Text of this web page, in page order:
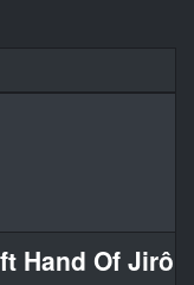
Hand Of Jirô